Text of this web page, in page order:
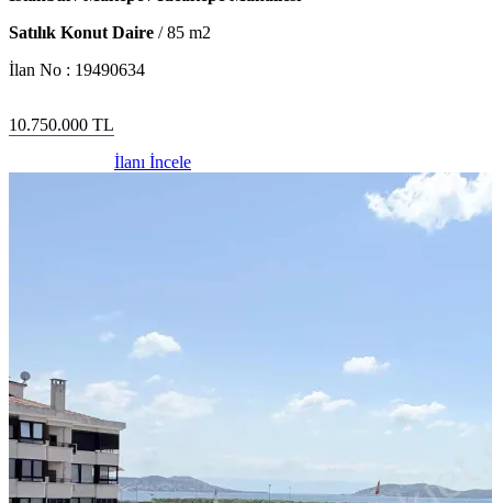
Satılık Konut Daire /85 m2
İlan No : 19490634
10.750.000 TL
İlanı İncele